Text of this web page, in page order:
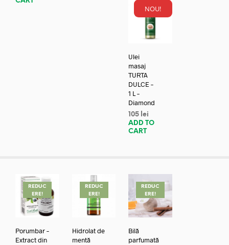
NOU!
Ulei
masaj
TURTA
DULCE –
1 L –
Diamond
105 lei
ADD TO
CART
REDUC
ERE!
Porumbar –
Extract din
REDUC
ERE!
Hidrolat de
mentă
REDUC
ERE!
Bilă
parfumată